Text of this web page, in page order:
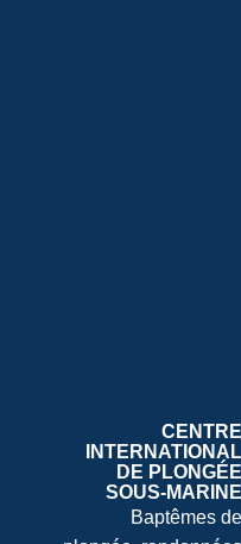
CENTRE
INTERNATIONAL
DE PLONGÉE
SOUS-MARINE
Baptêmes de